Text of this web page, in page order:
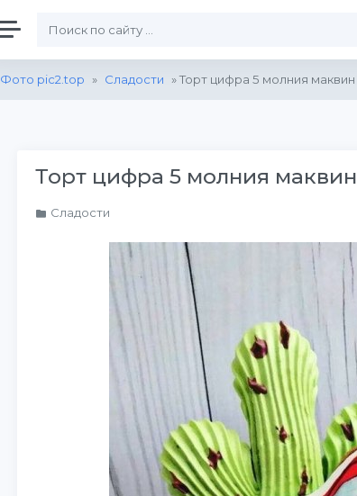
Фото pic2.top » Сладости » Торт цифра 5 молния маквин
Торт цифра 5 молния маквин
Сладости